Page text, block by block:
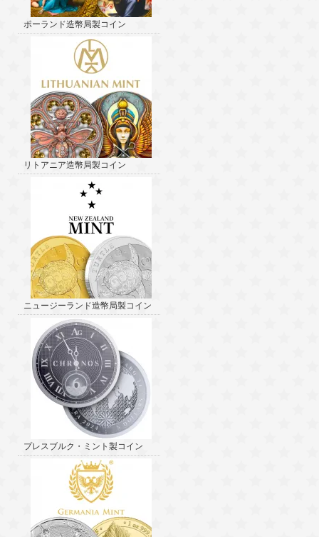
ポーランド造幣局製コイン
リトアニア造幣局製コイン
ニュージーランド造幣局製コイン
プレスブルク・ミント製コイン